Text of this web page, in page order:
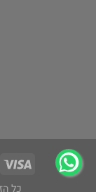
כל